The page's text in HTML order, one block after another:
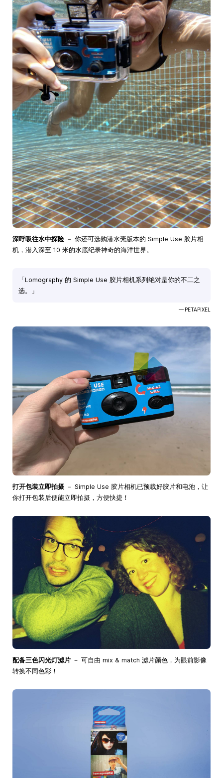
深呼吸往水中探险 － 你还可选购潜水壳版本的 Simple Use 胶片相
机，潜入深至 10 米的水底纪录神奇的海洋世界。
「Lomography 的 Simple Use 胶片相机系列绝对是你的不二之
选。」
— PETAPIXEL
打开包装立即拍摄 － Simple Use 胶片相机已预载好胶片和电池，让
你打开包装后便能立即拍摄，方便快捷！
配备三色闪光灯滤片 － 可自由 mix & match 滤片颜色，为眼前影像
转换不同色彩！